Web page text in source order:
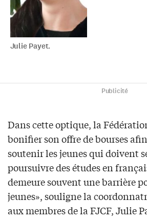
Julie Payet.
Publicité
Dans cette optique, la
bonifier son offre de bourses
soutenir les jeunes qui doivent
poursuivre des études en
demeure souvent une barrière
jeunes», souligne la
aux membres de la FJCF, Julie